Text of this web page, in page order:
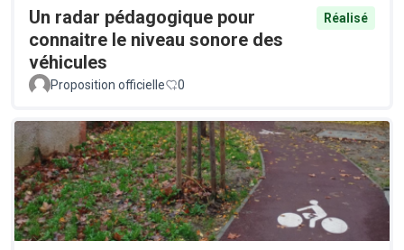
Un radar pédagogique pour
connaitre le niveau sonore des
véhicules
Réalisé
Proposition officielle 0